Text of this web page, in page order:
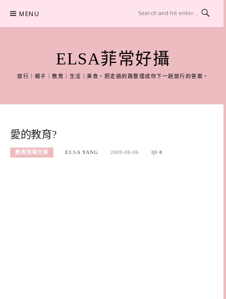
content
MENU
ELSA菲常好攝
旅行｜親子｜教育｜生活｜美食，把走過的路整理成你下一趟旅行的答案。
愛的教育?
教育現場分享 ELSA YANG 2009-06-06 0